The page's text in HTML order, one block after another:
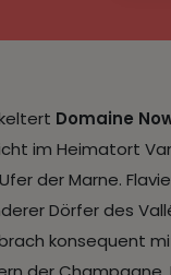
Domaine
im Heimatort
der Marne.
Dörfer des
konsequent